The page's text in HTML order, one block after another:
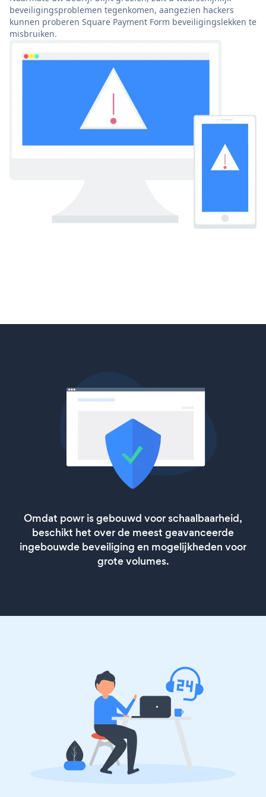
beveiligingsproblemen tegenkomen, aangezien hackers
kunnen proberen Square Payment Form beveiligingslekken te
misbruiken.
Omdat powr is gebouwd voor schaalbaarheid,
beschikt het over de meest geavanceerde
ingebouwde beveiliging en mogelijkheden voor
grote volumes.